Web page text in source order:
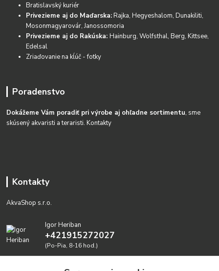
Bratislavský kuriér
Privezieme aj do Maďarska:Rajka, Hegyeshalom, Dunakiliti,
Mosonmagyarovár, Janossomoria
Privezieme aj do Rakúska:Hainburg, Wolfsthal, Berg, Kittsee,
Edelsal
Zriaďovanie na kĺúč - fotky
Poradenstvo
Dokážeme Vám poradiť pri výrobe aj ohľadne sortimentu, sme
skúsený akvaristi a teraristi.Kontakty
Kontakty
AkvaShop s.r.o.
Igor Heriban
+421915272027
(Po-Pia, 8-16 hod.)